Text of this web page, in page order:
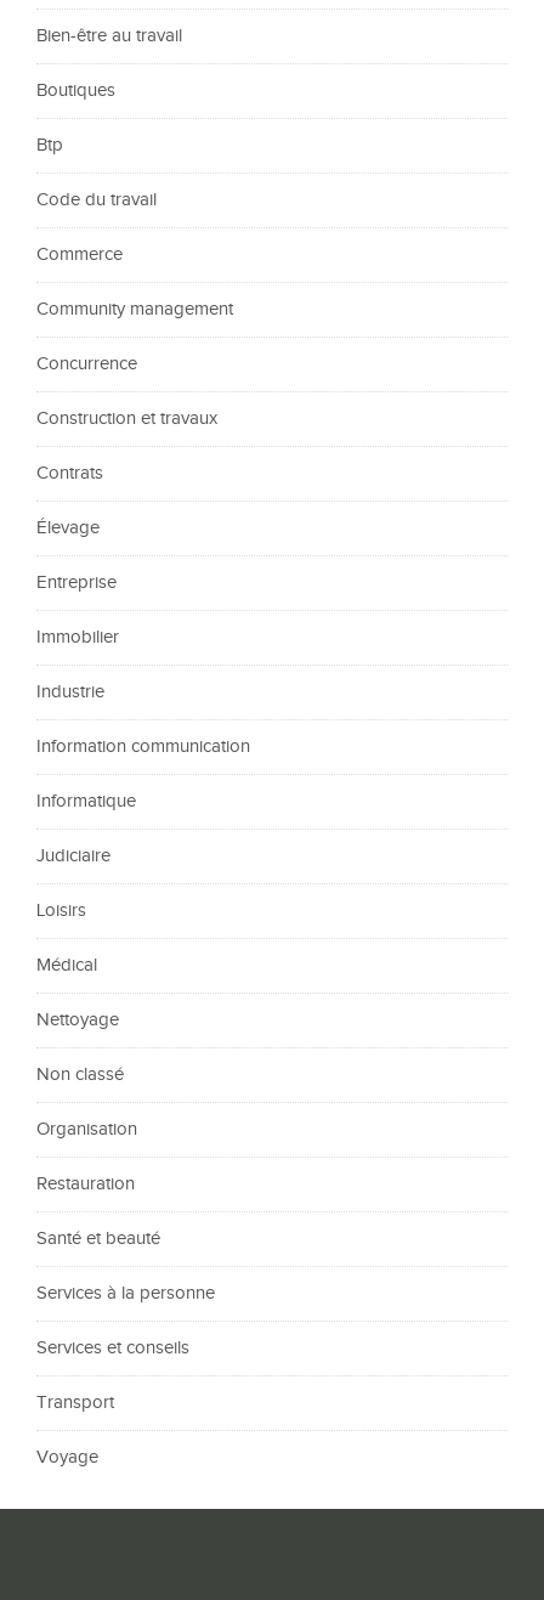
Bien-être au travail
Boutiques
Btp
Code du travail
Commerce
Community management
Concurrence
Construction et travaux
Contrats
Élevage
Entreprise
Immobilier
Industrie
Information communication
Informatique
Judiciaire
Loisirs
Médical
Nettoyage
Non classé
Organisation
Restauration
Santé et beauté
Services à la personne
Services et conseils
Transport
Voyage